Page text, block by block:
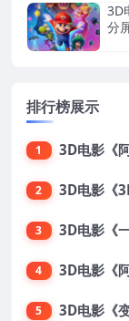
3D
分
排行榜展示
1
2
3 3D电影《
4 3D电影《
5